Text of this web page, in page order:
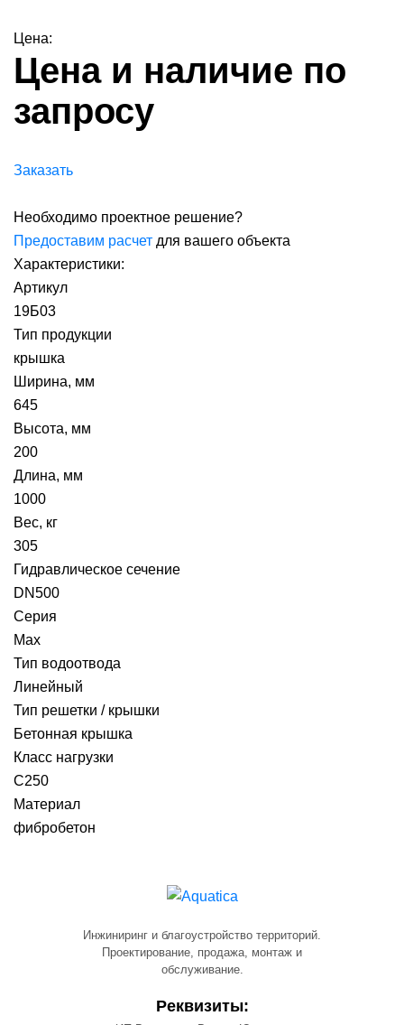
Цена:
Цена и наличие по
запросу
Заказать
Необходимо проектное решение?
Предоставим расчет для вашего объекта
Характеристики:
Артикул
19Б03
Тип продукции
крышка
Ширина, мм
645
Высота, мм
200
Длина, мм
1000
Вес, кг
305
Гидравлическое сечение
DN500
Серия
Max
Тип водоотвода
Линейный
Тип решетки / крышки
Бетонная крышка
Класс нагрузки
C250
Материал
фибробетон
Инжиниринг и благоустройство территорий.
Проектирование, продажа, монтаж и
обслуживание.
Реквизиты: